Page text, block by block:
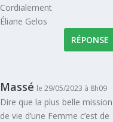
Cordialement
Éliane Gelos
RÉPONSE
Massé le 29/05/2023 à 8h09
Dire que la plus belle mission
de vie d’une Femme c’est de